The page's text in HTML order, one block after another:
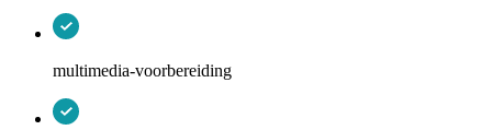
multimedia-voorbereiding